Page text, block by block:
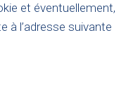
et éventuellement,
à l’adresse suivante